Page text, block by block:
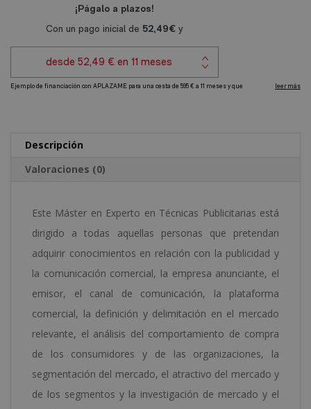
t
Descripción
Valoraciones (0)
Este Máster en Experto en Técnicas Publicitarias está
dirigido a todas aquellas personas que pretendan
adquirir conocimientos en relación con la publicidad y
la comunicación comercial, la empresa anunciante, el
emisor, el canal de comunicación, la plataforma
comercial, la definición y delimitación en el mercado
relevante, el análisis del comportamiento de compra
de los consumidores y de las organizaciones, la
segmentación del mercado, el atractivo del mercado y
de los segmentos y la investigación de mercado y el